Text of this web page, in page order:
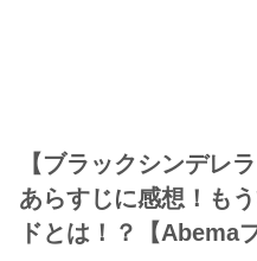
【ブラックシンデレ
あらすじに感想！も
ドとは！？【Abema